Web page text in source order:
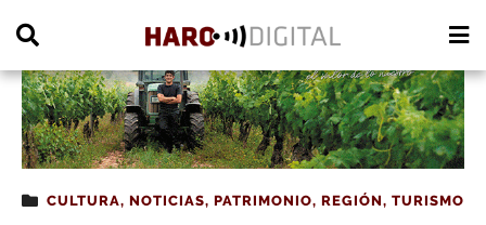
CULTURA, NOTICIAS, PATRIMONIO, REGIÓN, TURISMO